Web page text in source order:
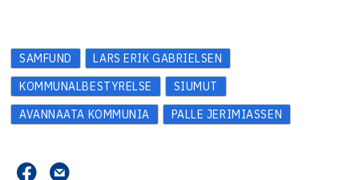
SAMFUND
LARS ERIK GABRIELSEN
KOMMUNALBESTYRELSE
SIUMUT
AVANNAATA KOMMUNIA
PALLE JERIMIASSEN